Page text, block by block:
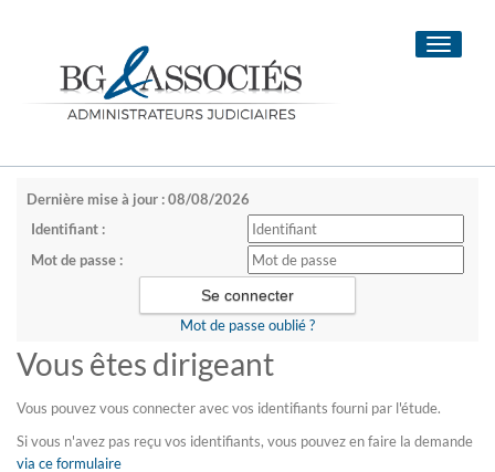
Toggle
Dernière mise à jour : 08/08/2026
Identifiant :
Mot de passe :
Mot de passe oublié ?
Vous êtes dirigeant
Vous pouvez vous connecter avec vos identifiants fourni par l'étude.
Si vous n'avez pas reçu vos identifiants, vous pouvez en faire la demande
via ce formulaire